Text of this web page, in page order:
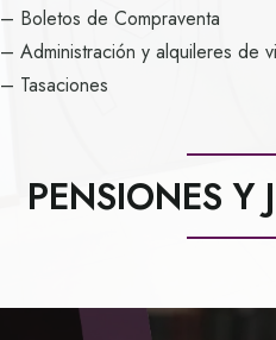
– Boletos de Compraventa
– Administración y alquileres de
– Tasaciones
PENSIONES Y